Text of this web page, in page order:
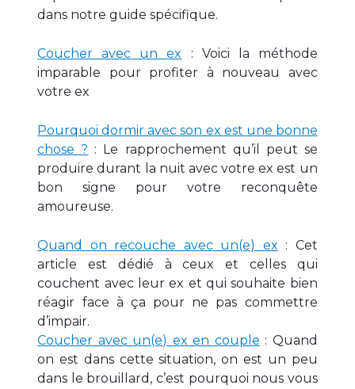
dans notre guide spécifique.
Coucher avec un ex : Voici la méthode
imparable pour profiter à nouveau avec
votre ex
Pourquoi dormir avec son ex est une bonne
chose ? : Le rapprochement qu’il peut se
produire durant la nuit avec votre ex est un
bon signe pour votre reconquête
amoureuse.
Quand on recouche avec un(e) ex : Cet
article est dédié à ceux et celles qui
couchent avec leur ex et qui souhaite bien
réagir face à ça pour ne pas commettre
d’impair.
Coucher avec un(e) ex en couple : Quand
on est dans cette situation, on est un peu
dans le brouillard, c’est pourquoi nous vous